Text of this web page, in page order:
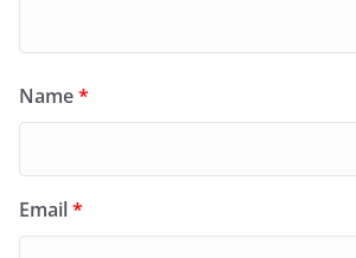
Name*
Email*